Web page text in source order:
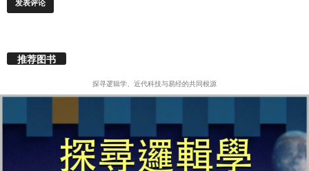
推荐图书
探寻逻辑学、近代科技与易经的共同根源